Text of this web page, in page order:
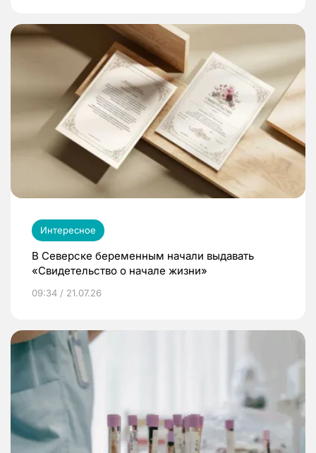
Интересное
В Северске беременным начали выдавать
«Свидетельство о начале жизни»
09:34 / 21.07.26